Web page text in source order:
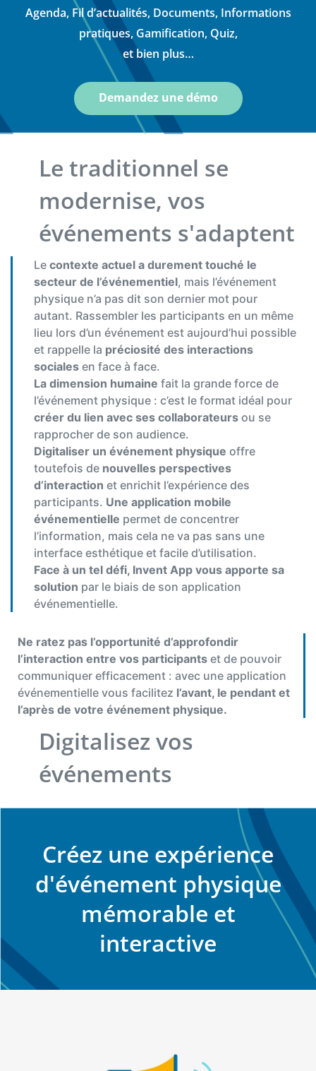
Agenda, Fil d’actualités, Documents, Informations
pratiques, Gamification, Quiz,
et bien plus…
Demandez une démo
Le traditionnel se
modernise, vos
événements s'adaptent
Le contexte actuel a durement touché le
secteur de l’événementiel, mais l’événement
physique n’a pas dit son dernier mot pour
autant. Rassembler les participants en un même
lieu lors d’un événement est aujourd’hui possible
et rappelle la préciosité des interactions
sociales en face à face.
La dimension humaine fait la grande force de
l’événement physique : c’est le format idéal pour
créer du lien avec ses collaborateurs ou se
rapprocher de son audience.
Digitaliser un événement physique offre
toutefois de nouvelles perspectives
d’interaction et enrichit l’expérience des
participants. Une application mobile
événementielle permet de concentrer
l’information, mais cela ne va pas sans une
interface esthétique et facile d’utilisation.
Face à un tel défi, Invent App vous apporte sa
solution par le biais de son application
événementielle.
Ne ratez pas l’opportunité d’approfondir
l’interaction entre vos participants et de pouvoir
communiquer efficacement : avec une application
événementielle vous facilitez l’avant, le pendant et
l’après de votre événement physique.
Digitalisez vos
événements
Créez une expérience
d'événement physique
mémorable et
interactive